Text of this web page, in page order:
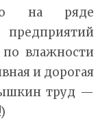
на ряде
влажности
и дорогая
труд —